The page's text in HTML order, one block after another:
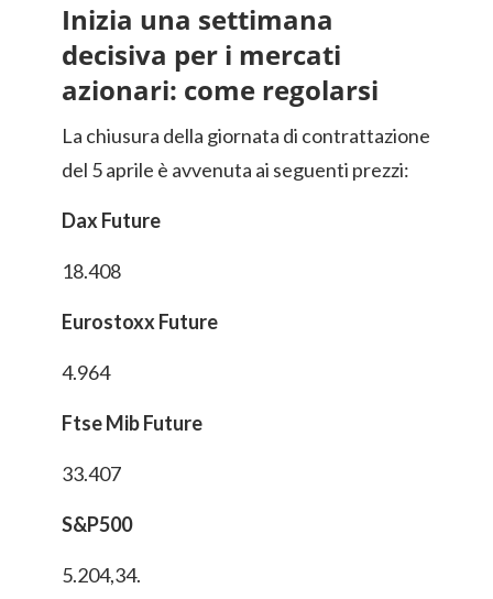
Inizia una settimana
decisiva per i mercati
azionari: come regolarsi
La chiusura della giornata di contrattazione
del 5 aprile è avvenuta ai seguenti prezzi:
Dax Future
18.408
Eurostoxx Future
4.964
Ftse Mib Future
33.407
S&P500
5.204,34.